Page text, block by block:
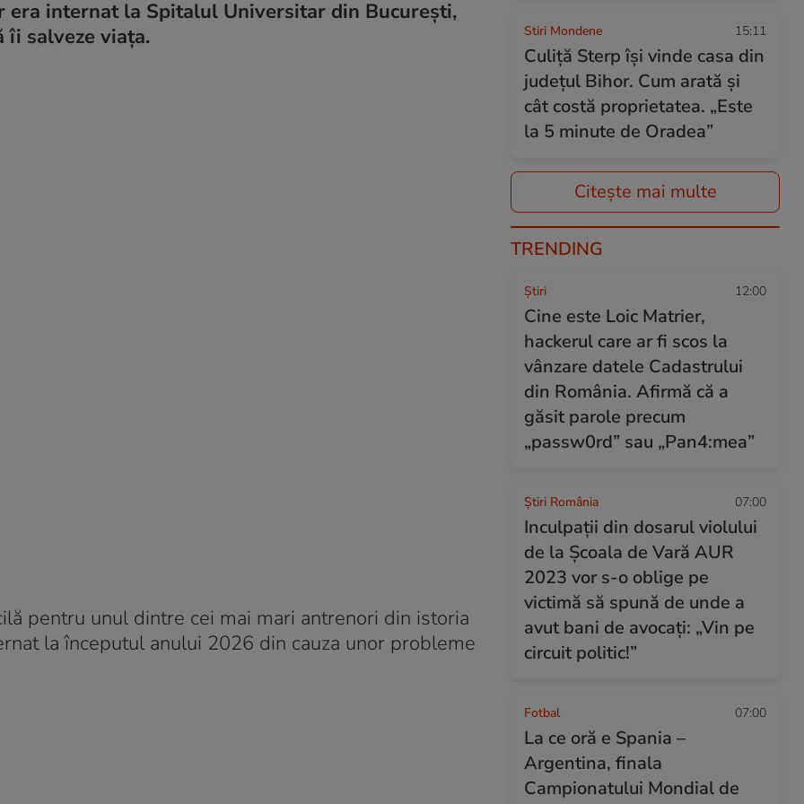
internat la Spitalul Universitar din București,
îi salveze viața.
pentru unul dintre cei mai mari antrenori din istoria
la începutul anului 2026 din cauza unor probleme
Stiri Mondene 15:11
Culiță Sterp își vinde casa din
județul Bihor. Cum arată și
cât costă proprietatea. „Este
la 5 minute de Oradea”
Citește mai multe
TRENDING
Ştiri 12:00
Cine este Loic Matrier,
hackerul care ar fi scos la
vânzare datele Cadastrului
din România. Afirmă că a
găsit parole precum
„passw0rd” sau „Pan4:mea”
Știri România 07:00
Inculpații din dosarul violului
de la Școala de Vară AUR
2023 vor s-o oblige pe
victimă să spună de unde a
avut bani de avocați: „Vin pe
circuit politic!”
Fotbal 07:00
La ce oră e Spania –
Argentina, finala
Campionatului Mondial de